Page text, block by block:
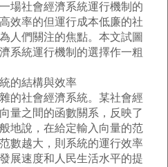
社會經濟系統運行機制的
效率的但運行成本低廉的社
人們關注的焦點。本文試圖
系統運行機制的選擇作一粗
結構與效率
社會經濟系統。某社會經
量之間的函數關系，反映了
地說，在給定輸入向量的范
數越大，則系統的運行效率
展速度和人民生活水平的提